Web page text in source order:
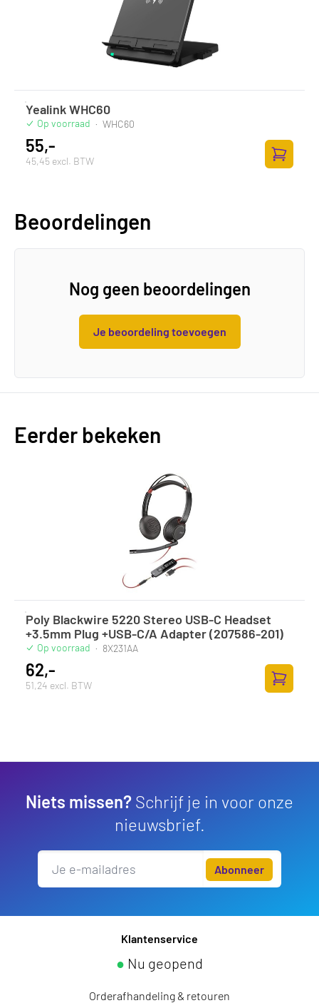
Yealink WHC60
Op voorraad · WHC60
55,-
45,45 excl. BTW
Beoordelingen
Nog geen beoordelingen
Je beoordeling toevoegen
Eerder bekeken
Poly Blackwire 5220 Stereo USB-C Headset
+3.5mm Plug +USB-C/A Adapter (207586-201)
Op voorraad · 8X231AA
62,-
51,24 excl. BTW
Niets missen? Schrijf je in voor onze
nieuwsbrief.
Abonneer
Klantenservice
● Nu geopend
Orderafhandeling & retouren